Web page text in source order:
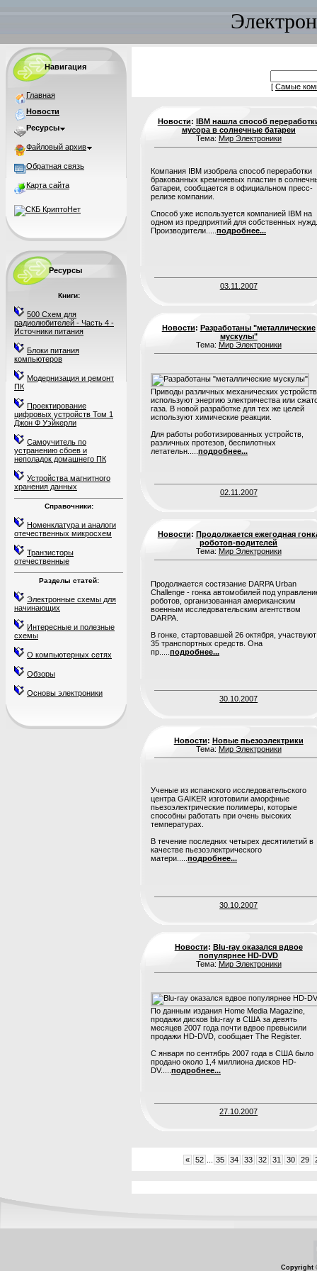
Навигация
Главная
Новости
Ресурсы
Файловый архив
Обратная связь
Карта сайта
Ресурсы
Книги:
500 Схем для
радиолюбителей - Часть 4 -
Источники питания
Блоки питания
компьютеров
Модернизация и ремонт
ПК
Проектирование
цифровых устройств Том 1
Джон Ф Уэйкерли
Самоучитель по
устранению сбоев и
неполадок домашнего ПК
Устройства магнитного
хранения данных
Справочники:
Номенклатура и аналоги
отечественных микросхем
Транзисторы
отечественные
Разделы статей:
Электронные схемы для
начинающих
Интересные и полезные
схемы
О компьютерных сетях
Обзоры
Основы электроники
[ Самые
Новости: IBM нашла способ
мусора в солнечные батареи
Тема: Мир Электроники
Компания IBM изобрела способ переработки
бракованных кремниевых пластин в
батареи, сообщается в официальном пресс-
релизе компании.
Способ уже используется компанией IBM на
одном из предприятий для собственных нужд.
Производители..... подробнее...
03.11.2007
Новости: Разработаны "металлические
мускулы"
Тема: Мир Электроники
Приводы различных механических устройств
используют энергию электричества или
газа. В новой разработке для тех же целей
используют химические реакции.
Для работы роботизированных устройств,
различных протезов, беспилотных
летательн..... подробнее...
02.11.2007
Новости: Продолжается ежегодная
роботов-водителей
Тема: Мир Электроники
Продолжается состязание DARPA Urban
Challenge - гонка автомобилей под
роботов, организованная американским
военным исследовательским агентством
DARPA.
В гонке, стартовавшей 26 октября, участвуют
35 транспортных средств. Она
пр..... подробнее...
30.10.2007
Новости: Новые пьезоэлектрики
Тема: Мир Электроники
Ученые из испанского исследовательского
центра GAIKER изготовили аморфные
пьезоэлектрические полимеры, которые
способны работать при очень высоких
температурах.
В течение последних четырех десятилетий в
качестве пьезоэлектрического
матери..... подробнее...
30.10.2007
Новости: Blu-ray оказался вдвое
популярнее HD-DVD
Тема: Мир Электроники
По данным издания Home Media Magazine,
продажи дисков blu-ray в США за девять
месяцев 2007 года почти вдвое превысили
продажи HD-DVD, сообщает The Register.
C января по сентябрь 2007 года в США было
продано около 1,4 миллиона дисков HD-
DV..... подробнее...
27.10.2007
« 52 35 34 33 32 31 30 29
Copyright